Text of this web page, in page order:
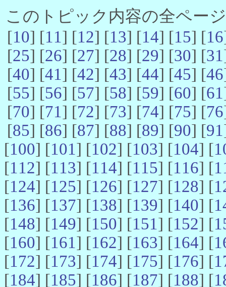
このトピック内容の全ペー
[10] [11] [12] [13] [14] [15] [16
[25] [26] [27] [28] [29] [30] [31
[40] [41] [42] [43] [44] [45] [46
[55] [56] [57] [58] [59] [60] [61
[70] [71] [72] [73] [74] [75] [76
[85] [86] [87] [88] [89] [90] [91
[100] [101] [102] [103] [104] [
[112] [113] [114] [115] [116] [
[124] [125] [126] [127] [128] [
[136] [137] [138] [139] [140] [
[148] [149] [150] [151] [152] [
[160] [161] [162] [163] [164] [
[172] [173] [174] [175] [176] [
[184] [185] [186] [187] [188] [